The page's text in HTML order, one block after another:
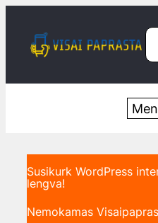
turinio
Susikurk WordPress
lengva!
Nemokamas